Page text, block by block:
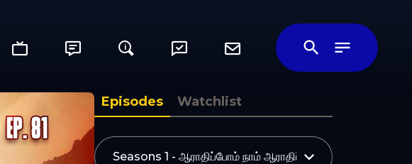
i
Episodes Watchlist
friends and family